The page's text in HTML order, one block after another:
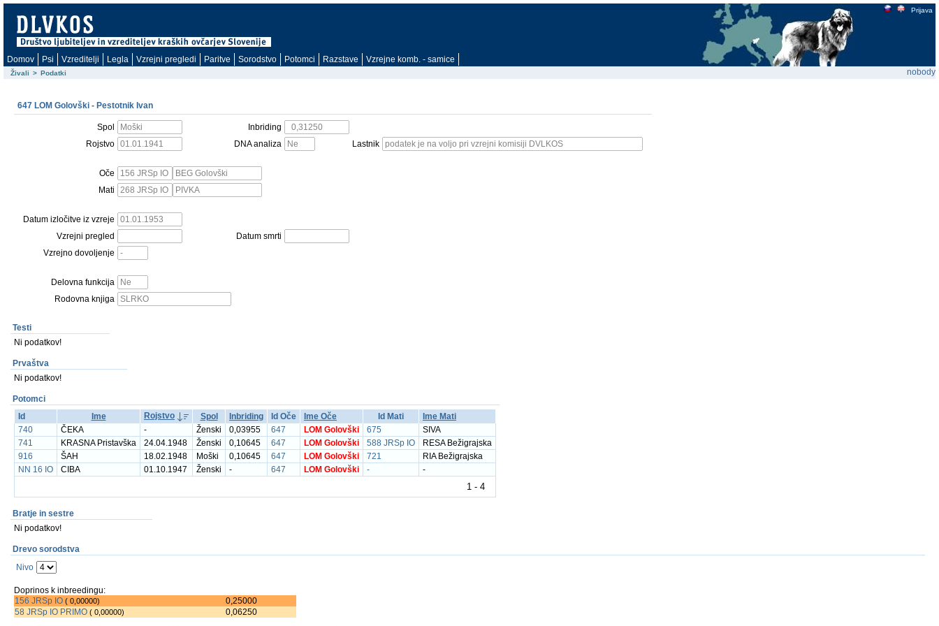
Prijava
Domov Psi Vzreditelji Legla Vzrejni pregledi Paritve Sorodstvo Potomci Razstave Vzrejne komb. - samice
Živali > Podatki nobody
647 LOM Golovški - Pestotnik Ivan
Spol
Inbriding
Rojstvo
DNA analiza Lastnik
Oče
Mati
Datum izločitve iz vzreje
Vzrejni pregled
Datum smrti
Vzrejno dovoljenje
Delovna funkcija
Rodovna knjiga
Testi
Ni podatkov!
Prvaštva
Ni podatkov!
Potomci
Id
Ime Rojstvo Spol Inbriding Id Oče Ime Oče Id Mati
Ime Mati
740
ČEKA - Ženski 0,03955 647 LOM Golovški 675
SIVA
741
KRASNA Pristavška 24.04.1948 Ženski 0,10645 647 LOM Golovški 588 JRSp IO
RESA Bežigrajska
916
ŠAH 18.02.1948 Moški 0,10645 647 LOM Golovški 721
RIA Bežigrajska
NN 16 IO
CIBA 01.10.1947 Ženski - 647 LOM Golovški - -
1 - 4
Bratje in sestre
Ni podatkov!
Drevo sorodstva
Nivo
Doprinos k inbreedingu:
156 JRSp IO ( 0,00000)
0,25000
58 JRSp IO PRIMO ( 0,00000) 0,06250